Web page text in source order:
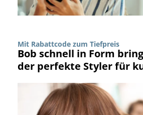
Mit Rabattcode zum Tiefpreis
Bob schnell in Form
der perfekte Styler für